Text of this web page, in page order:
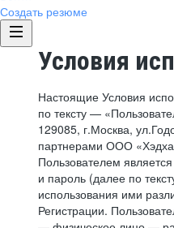
Создать резюме
Условия
Настоящие Условия
по тексту —
129085, г.Москва,
партнерами ООО
Пользователем
и пароль (далее по
использования ими
Регистрации.